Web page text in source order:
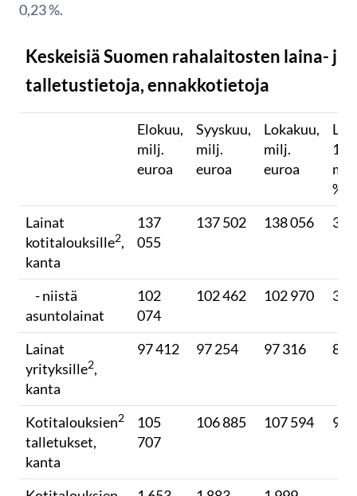
0,23 %.
Keskeisiä Suomen rahalaitosten laina- ja
talletustietoja, ennakkotietoja
Elokuu,
milj.
euroa
Syyskuu,
milj.
euroa
Lokakuu,
milj.
euroa
12
%
Lainat
kotitalouksille2,
kanta
137
055
137 502 138 056 3,2
- niistä
asuntolainat
102
074
102 462 102 970 3,1
Lainat
yrityksille2,
kanta
97 412 97 254 97 316 8,0
Kotitalouksien2
talletukset,
kanta
105
707
106 885 107 594 9,0